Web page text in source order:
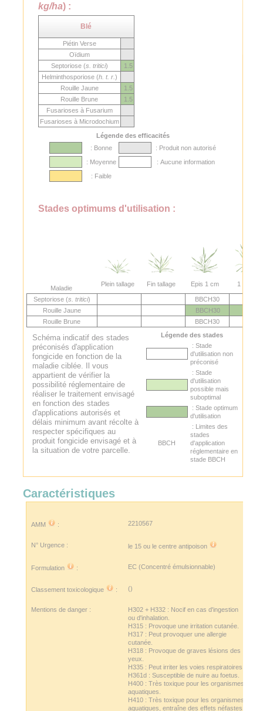
kg/ha) :
Blé
Piétin Verse
Oïdium
Septoriose (s. tritici)
1.5
Helminthosporiose (h. t. r. )
Rouille Jaune
1.5
Rouille Brune
1.5
Fusarioses à Fusarium
Fusarioses à Microdochium
Légende des efficacités
: Bonne
: Produit non autorisé
: Moyenne
: Aucune information
: Faible
Stades optimums d'utilisation :
Maladie
Plein tallage Fin tallage Epis 1 cm 1 nœud
Septoriose (s. tritici)
BBCH30
Rouille Jaune
BBCH30
Rouille Brune
BBCH30
Schéma indicatif des stades
préconisés d'application
fongicide en fonction de la
maladie ciblée. Il vous
appartient de vérifier la
possibilité réglementaire de
réaliser le traitement envisagé
en fonction des stades
d'applications autorisés et
délais minimum avant récolte à
respecter spécifiques au
produit fongicide envisagé et à
la situation de votre parcelle.
Légende des stades
: Stade
d'utilisation non
préconisé
: Stade
d'utilisation
possible mais
suboptimal
: Stade optimum
d'utilisation
BBCH
: Limites des
stades
d'application
réglementaire en
stade BBCH
Caractéristiques
AMM : 2210567
N° Urgence : le 15 ou le centre antipoison
Formulation : EC (Concentré émulsionnable)
Classement toxicologique : ()
Mentions de danger :
H302 + H332 : Nocif en cas d'ingestion
ou d'inhalation.
H315 : Provoque une irritation cutanée.
H317 : Peut provoquer une allergie
cutanée.
H318 : Provoque de graves lésions des
yeux.
H335 : Peut irriter les voies respiratoires.
H361d : Susceptible de nuire au foetus.
H400 : Très toxique pour les organismes
aquatiques.
H410 : Très toxique pour les organismes
aquatiques, entraîne des effets néfastes